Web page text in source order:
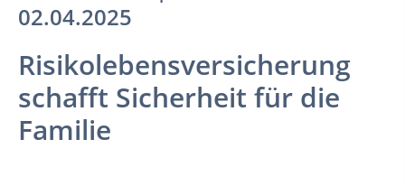
02.04.2025
Risikolebens­versicherung
schafft Sicherheit für die
Familie